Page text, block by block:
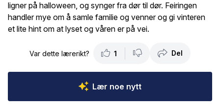
ligner på halloween, og synger fra dør til dør. Feiringen
handler mye om å samle familie og venner og gi vinteren
et lite hint om at lyset og våren er på vei.
Var dette lærerikt? 1 Del
Lær noe nytt